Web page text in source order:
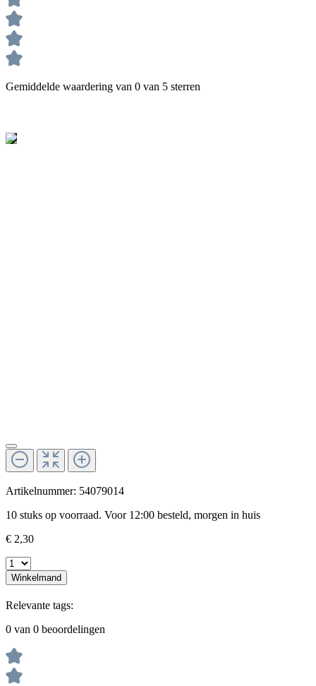
Gemiddelde waardering van 0 van 5 sterren
Artikelnummer: 54079014
10 stuks op voorraad. Voor 12:00 besteld, morgen in huis
€ 2,30
Winkelmand
Relevante tags:
0 van 0 beoordelingen